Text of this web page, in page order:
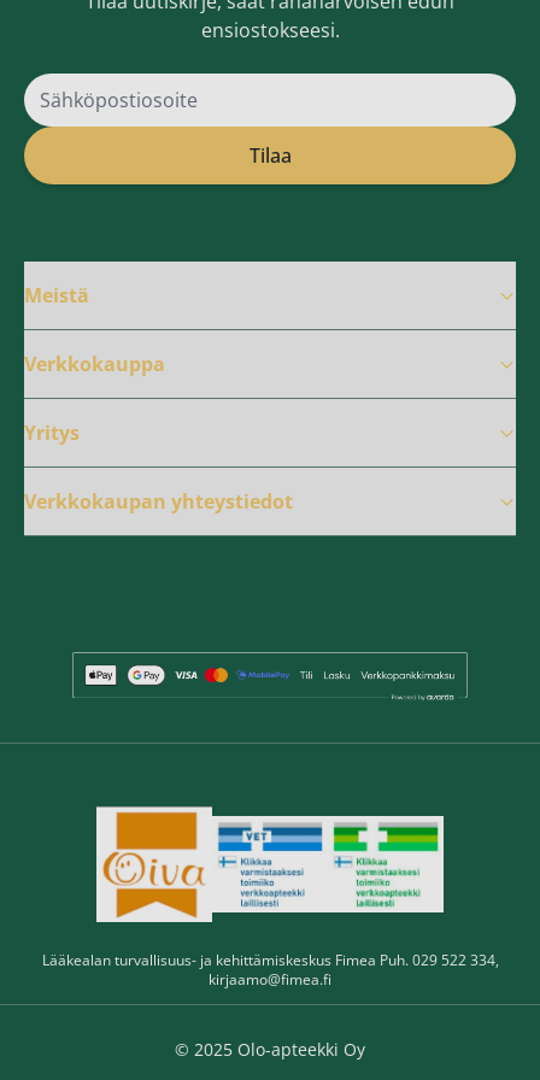
ensiostokseesi.
Sähköpostiosoite
Tilaa
Meistä
Verkkokauppa
Yritys
Verkkokaupan yhteystiedot
Lääkealan turvallisuus- ja kehittämiskeskus Fimea Puh. 029 522 334,
kirjaamo@fimea.fi
© 2025 Olo-apteekki Oy